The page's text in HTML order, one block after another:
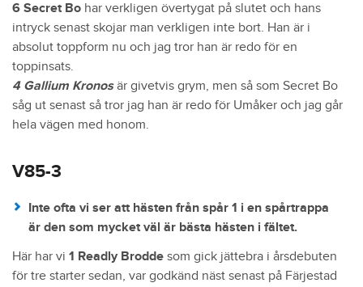
6 Secret Bo har verkligen övertygat på slutet och hans
intryck senast skojar man verkligen inte bort. Han är i
absolut toppform nu och jag tror han är redo för en
toppinsats.
4 Gallium Kronosär givetvis grym, men så som Secret Bo
såg ut senast så tror jag han är redo för Umåker och jag går
hela vägen med honom.
V85-3
Inte ofta vi ser att hästen från spår 1 i en spårtrappa
är den som mycket väl är bästa hästen i fältet.
Här har vi 1 Readly Brodde som gick jättebra i årsdebuten
för tre starter sedan, var godkänd näst senast på Färjestad